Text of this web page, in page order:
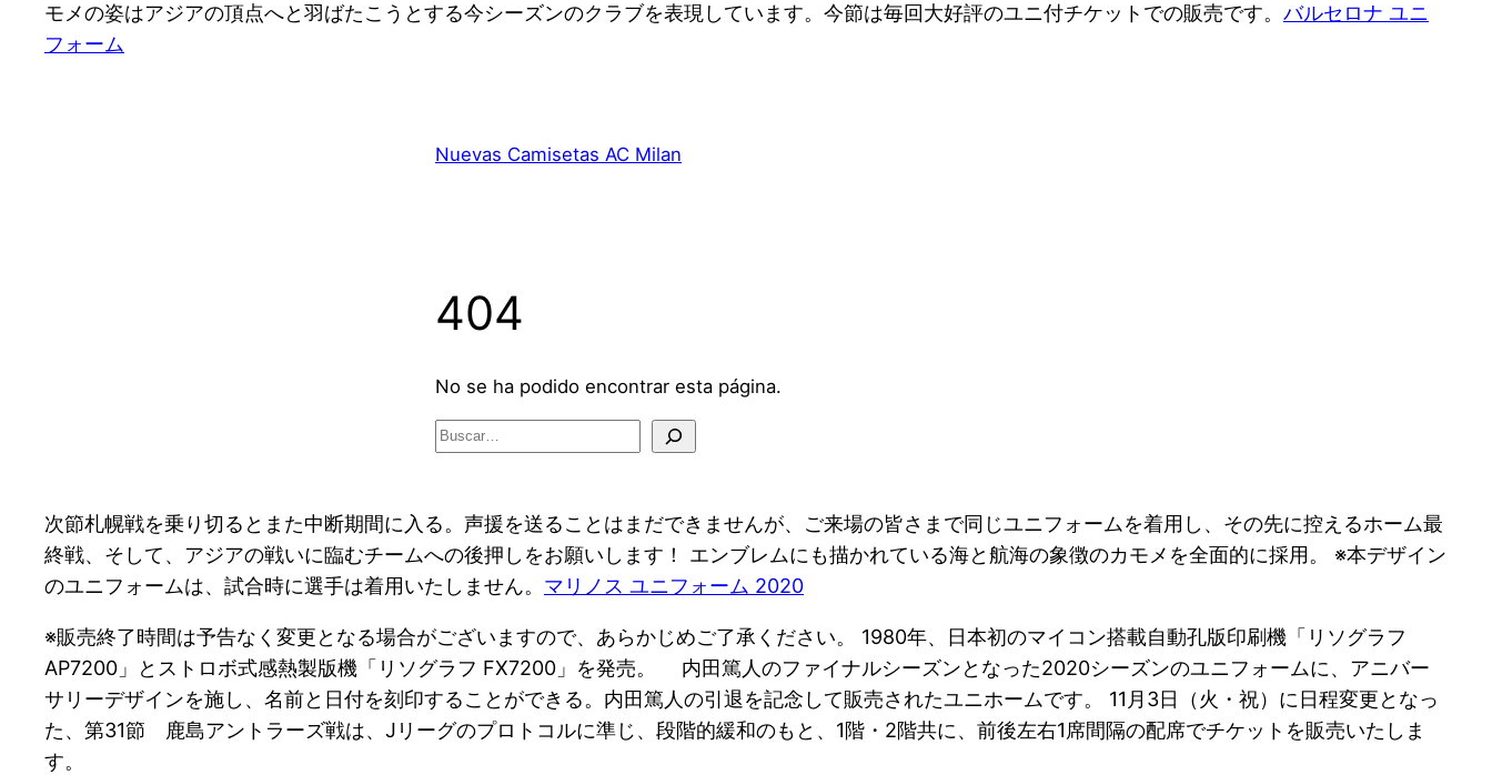
モメの姿はアジアの頂点へと羽ばたこうとする今シーズンのクラブを表現しています。今節は毎回大好評のユニ付チケットでの販売です。 バルセロナ ユニ
フォーム
次節札幌戦を乗り切るとまた中断期間に入る。声援を送ることはまだできませんが、ご来場の皆さまで同じユニフォームを着用し、その先に控えるホーム最
終戦、そして、アジアの戦いに臨むチームへの後押しをお願いします！ エンブレムにも描かれている海と航海の象徴のカモメを全面的に採用。 ※本デザイン
のユニフォームは、試合時に選手は着用いたしません。 マリノス ユニフォーム 2020
※販売終了時間は予告なく変更となる場合がございますので、あらかじめご了承ください。 1980年、日本初のマイコン搭載自動孔版印刷機「リソグラフ
AP7200」とストロボ式感熱製版機「リソグラフ FX7200」を発売。 内田篤人のファイナルシーズンとなった2020シーズンのユニフォームに、アニバー
サリーデザインを施し、名前と日付を刻印することができる。内田篤人の引退を記念して販売されたユニホームです。 11月3日（火・祝）に日程変更となっ
た、第31節 鹿島アントラーズ戦は、Jリーグのプロトコルに準じ、段階的緩和のもと、1階・2階共に、前後左右1席間隔の配席でチケットを販売いたしま
す。